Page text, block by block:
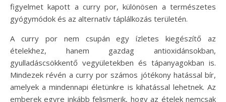
figyelmet kapott a curry por, különösen a természetes
gyógymódok és az alternatív táplálkozás területén.
A curry por nem csupán egy ízletes kiegészítő az
ételekhez, hanem gazdag antioxidánsokban,
gyulladáscsökkentő vegyületekben és tápanyagokban is.
Mindezek révén a curry por számos jótékony hatással bír,
amelyek a mindennapi életünkre is kihatással lehetnek. Az
emberek egyre inkább felismerik, hogy az ételek nemcsak